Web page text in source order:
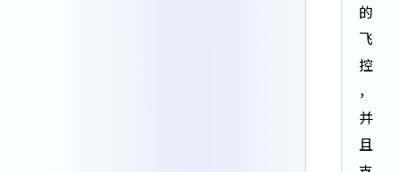
的
飞
控
，
并
且